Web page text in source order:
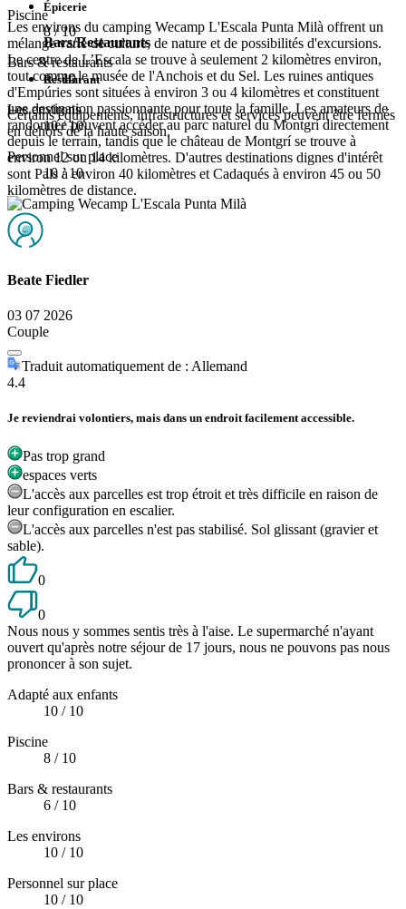
Les environs du camping Wecamp L'Escala Punta Milà offrent un
mélange varié de culture, de nature et de possibilités d'excursions.
Le centre de L’Escala se trouve à seulement 2 kilomètres environ,
tout comme le musée de l'Anchois et du Sel. Les ruines antiques
d'Empúries sont situées à environ 3 ou 4 kilomètres et constituent
une destination passionnante pour toute la famille. Les amateurs de
randonnée peuvent accéder au parc naturel du Montgrí directement
depuis le terrain, tandis que le château de Montgrí se trouve à
environ 12 ou 14 kilomètres. D'autres destinations dignes d'intérêt
sont Pals à environ 40 kilomètres et Cadaqués à environ 45 ou 50
kilomètres de distance.
Épicerie
Bars/Restaurants
Restaurant
Certains équipements, infrastructures et services peuvent être fermés
en dehors de la haute saison.
Piscine
8/ 10
Bars & restaurants
6/ 10
Les environs
10/ 10
Personnel sur place
10 / 10
Beate Fiedler
03 07 2026
Couple
Traduit automatiquement de : Allemand
4.4
Je reviendrai volontiers, mais dans un endroit facilement accessible.
Pas trop grand
espaces verts
L'accès aux parcelles est trop étroit et très difficile en raison de
leur configuration en escalier.
L'accès aux parcelles n'est pas stabilisé. Sol glissant (gravier et
sable).
0
0
Nous nous y sommes sentis très à l'aise. Le supermarché n'ayant
ouvert qu'après notre séjour de 17 jours, nous ne pouvons pas nous
prononcer à son sujet.
Adapté aux enfants
10 / 10
Piscine
8 / 10
Bars & restaurants
6 / 10
Les environs
10 / 10
Personnel sur place
10 / 10